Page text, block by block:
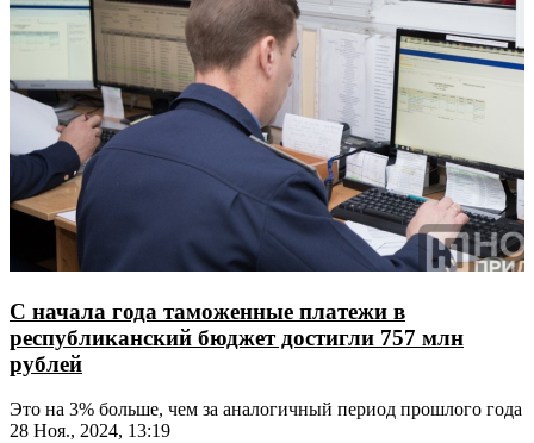
С начала года таможенные платежи в
республиканский бюджет достигли 757 млн
рублей
Это на 3% больше, чем за аналогичный период прошлого года
28 Ноя., 2024, 13:19